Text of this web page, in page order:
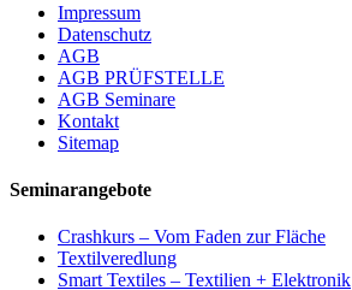
Impressum
Datenschutz
AGB
AGB PRÜFSTELLE
AGB Seminare
Kontakt
Sitemap
Seminarangebote
Crashkurs – Vom Faden zur Fläche
Textilveredlung
Smart Textiles – Textilien + Elektronik